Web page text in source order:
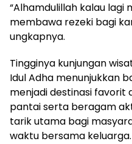
“Alhamdulillah kalau lagi
membawa rezeki bagi
ungkapnya.
Tingginya kunjungan
Idul Adha menunjukkan
menjadi destinasi favorit
pantai serta beragam
tarik utama bagi
waktu bersama keluarga.